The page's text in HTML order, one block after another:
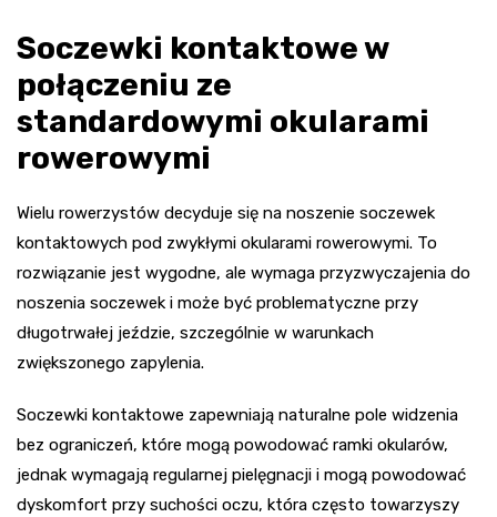
Soczewki kontaktowe w
połączeniu ze
standardowymi okularami
rowerowymi
Wielu rowerzystów decyduje się na noszenie soczewek
kontaktowych pod zwykłymi okularami rowerowymi. To
rozwiązanie jest wygodne, ale wymaga przyzwyczajenia do
noszenia soczewek i może być problematyczne przy
długotrwałej jeździe, szczególnie w warunkach
zwiększonego zapylenia.
Soczewki kontaktowe zapewniają naturalne pole widzenia
bez ograniczeń, które mogą powodować ramki okularów,
jednak wymagają regularnej pielęgnacji i mogą powodować
dyskomfort przy suchości oczu, która często towarzyszy